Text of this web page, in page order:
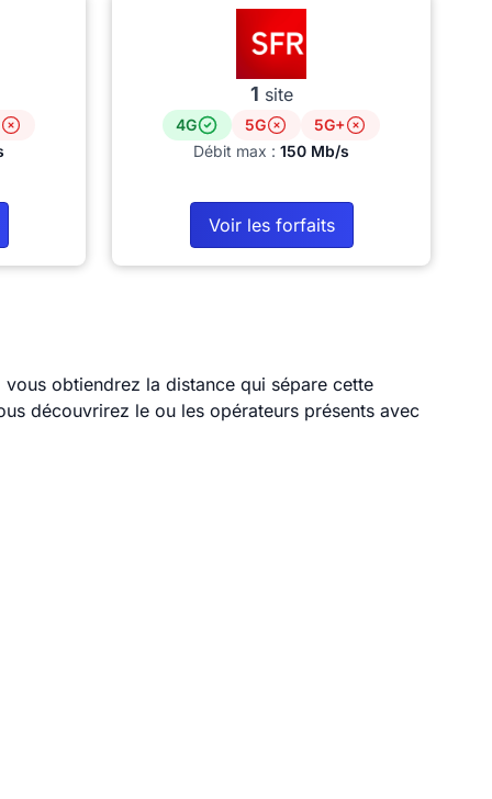
1 site
4G 5G
5G+
Débit max : 150 Mb/s
Voir les forfaits
obtiendrez la distance qui sépare cette
découvrirez le ou les opérateurs présents avec